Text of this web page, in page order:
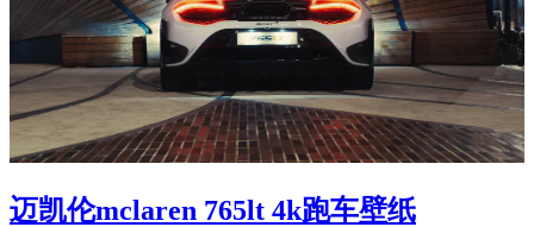
迈凯伦mclaren 765lt 4k跑车壁纸